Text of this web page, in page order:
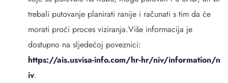
trebali putovanje planirati ranije i računati s tim da će
morati proći proces viziranja.Više informacija je
dostupno na sljedećoj poveznici:
https://ais.usvisa-info.com/hr-hr/niv/information/n
iv.